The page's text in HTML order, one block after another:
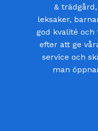
&
leksaker,
god kvalité och
efter att ge
service och
man